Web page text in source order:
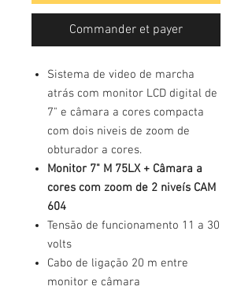
Commander et payer
Sistema de video de marcha
atrás com monitor LCD digital de
7" e câmara a cores compacta
com dois niveis de zoom de
obturador a cores.
Monitor 7" M 75LX + Câmara a
cores com zoom de 2 niveís CAM
604
Tensão de funcionamento 11 a 30
volts
Cabo de ligação 20 m entre
monitor e câmara